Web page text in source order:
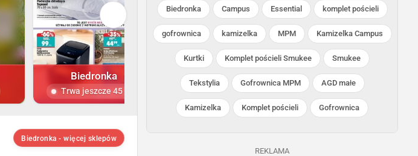
Biedronka
Trwa jeszcze 45 dni
Biedronka
Trwa jeszcze 9 dni
Biedronka
Ostatnie 24h
Biedronka - więcej sklepów
Biedronka Campus Essential komplet pościeli
gofrownica kamizelka MPM Kamizelka Campus
Kurtki Komplet pościeli Smukee Smukee
Tekstylia Gofrownica MPM AGD małe
Kamizelka Komplet pościeli Gofrownica
REKLAMA